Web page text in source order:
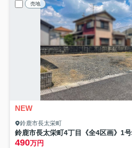
売地
NEW
鈴鹿市長太栄町
鈴鹿市長太栄町4丁目《全4区画》1
490万円